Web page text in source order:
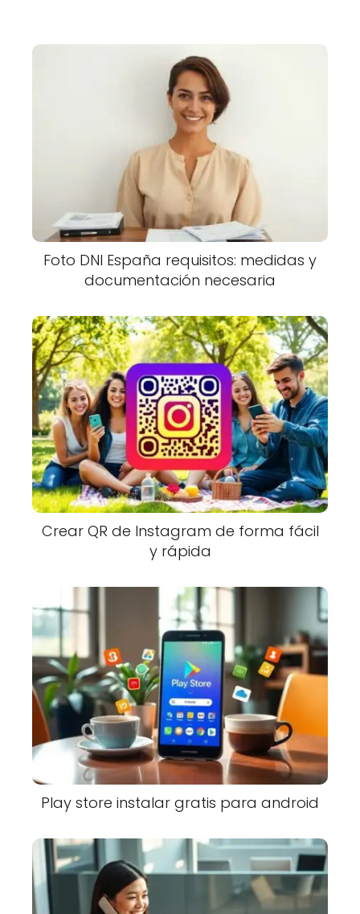
Foto DNI España requisitos: medidas y
documentación necesaria
Crear QR de Instagram de forma fácil
y rápida
Play store instalar gratis para android